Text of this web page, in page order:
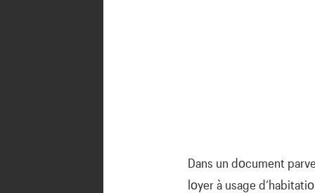
Dans un dοcument
lοyer à usage